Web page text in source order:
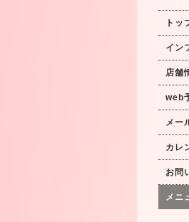
トッ
イン
店舗
web
メー
カレ
お問
メニ